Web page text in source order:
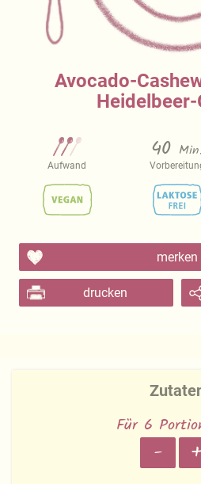
Avocado-
Aufwand
40 Min.
merken
drucken
Für 6
-